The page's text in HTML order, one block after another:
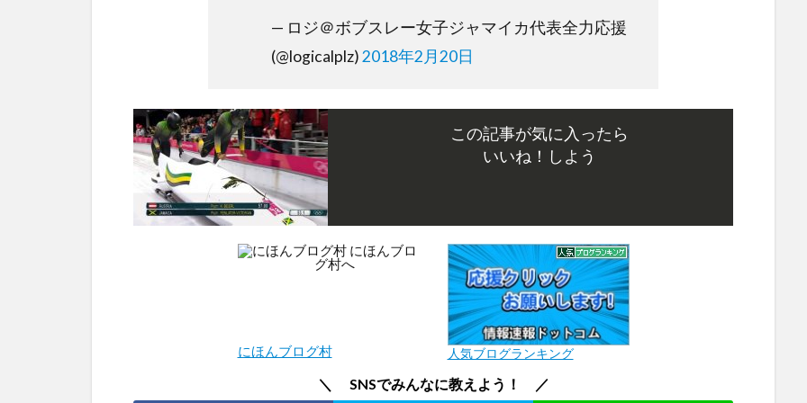
— ロジ＠ボブスレー女子ジャマイカ代表全力応援
(@logicalplz)2018年2月20日
この記事が気に入ったら
いいね！しよう
にほんブログ村 人気ブログランキング
＼ SNSでみんなに教えよう！ ／